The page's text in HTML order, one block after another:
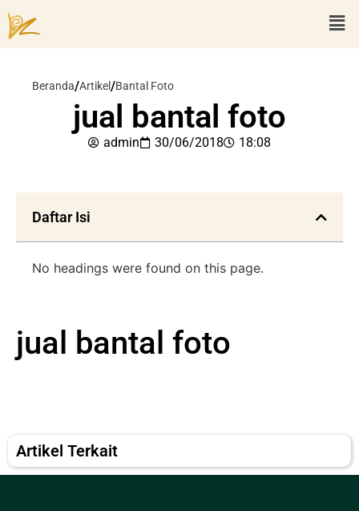
Beranda/Artikel/Bantal Foto
jual bantal foto
admin 30/06/2018 18:08
Daftar Isi
No headings were found on this page.
jual bantal foto
Artikel Terkait